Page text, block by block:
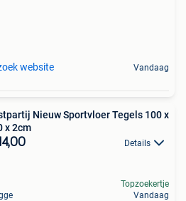
website Vandaag
Nieuw Sportvloer Tegels 100 x
x 2cm
Details
Topzoekertje
Vandaag